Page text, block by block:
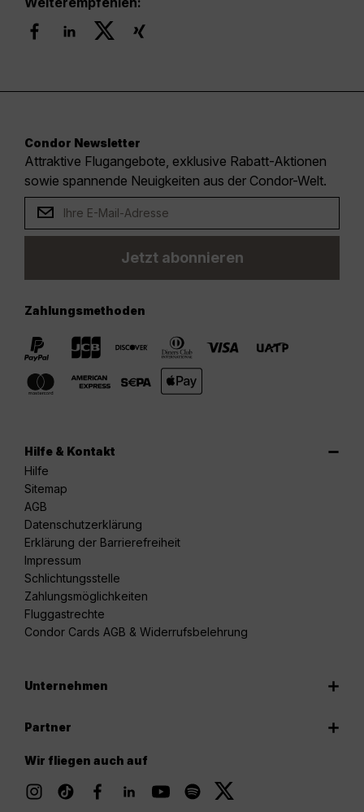
Condor Newsletter
Attraktive Flugangebote, exklusive Rabatt-Aktionen
sowie spannende Neuigkeiten aus der Condor-Welt.
Jetzt abonnieren
Zahlungsmethoden
Hilfe & Kontakt
Hilfe
Sitemap
AGB
Datenschutzerklärung
Erklärung der Barrierefreiheit
Impressum
Schlichtungsstelle
Zahlungsmöglichkeiten
Fluggastrechte
Condor Cards AGB & Widerrufsbelehrung
Unternehmen
Partner
Wir fliegen auch auf